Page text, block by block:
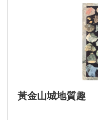
黃金山城地質趣